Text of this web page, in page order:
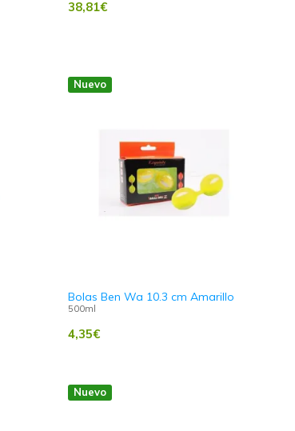
38,81€
Nuevo
Bolas Ben Wa 10.3 cm Amarillo
500ml
4,35€
Nuevo